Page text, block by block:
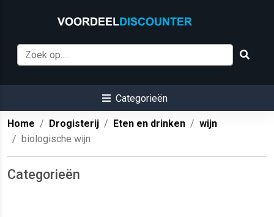
Categorieën
Home Drogisterij Eten en drinken
wijn
biologische wijn
Categorieën